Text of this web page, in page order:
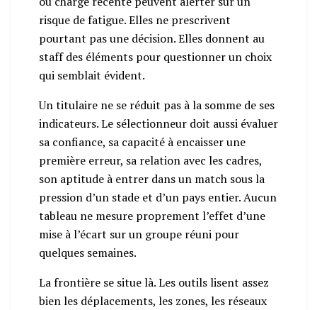
risque de fatigue. Elles ne prescrivent
pourtant pas une décision. Elles donnent au
staff des éléments pour questionner un choix
qui semblait évident.
Un titulaire ne se réduit pas à la somme de ses
indicateurs. Le sélectionneur doit aussi évaluer
sa confiance, sa capacité à encaisser une
première erreur, sa relation avec les cadres,
son aptitude à entrer dans un match sous la
pression d’un stade et d’un pays entier. Aucun
tableau ne mesure proprement l’effet d’une
mise à l’écart sur un groupe réuni pour
quelques semaines.
La frontière se situe là. Les outils lisent assez
bien les déplacements, les zones, les réseaux